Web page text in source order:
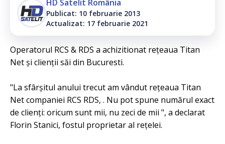
HD Satelit România
Publicat: 10 februarie 2013
Actualizat: 17 februarie 2021
Operatorul RCS & RDS a achizitionat rețeaua Titan
Net și clienții săi din Bucuresti.
"La sfârșitul anului trecut am vândut rețeaua Titan
Net companiei RCS RDS, . Nu pot spune numărul exact
de clienți: oricum sunt mii, nu zeci de mii ", a declarat
Florin Stanici, fostul proprietar al rețelei.